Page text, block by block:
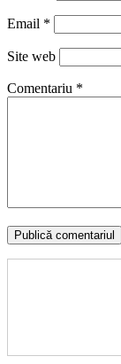
Email *
Site web
Comentariu *